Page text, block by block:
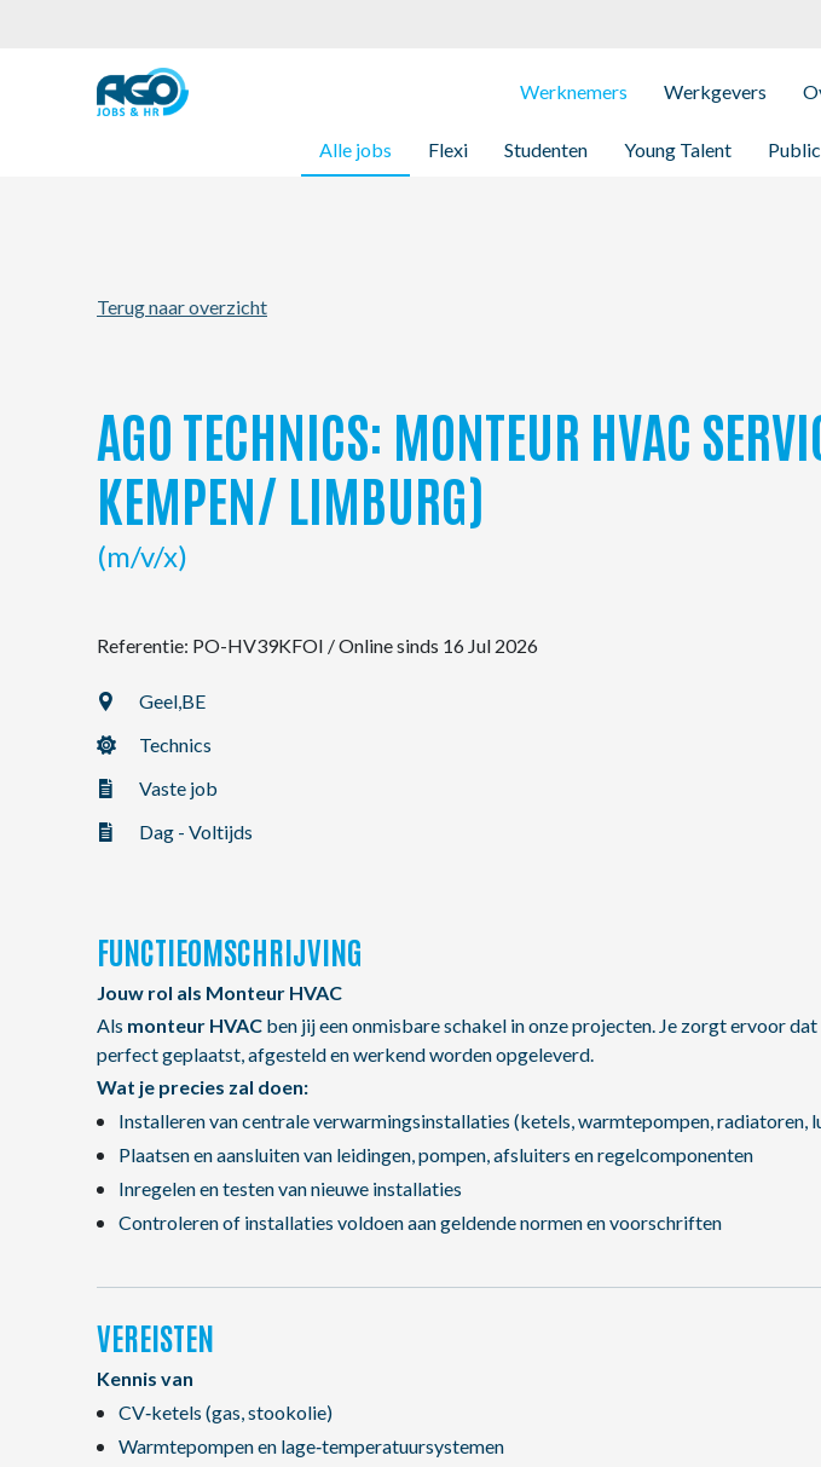
Werknemers
Alle jobs Flexi Studenten Young Talent
Werkgevers
Werknemers
Kantoren
My AGO
Contact
Terug naar overzicht
AGO TECHNICS: MONTEUR HVAC
KEMPEN/ LIMBURG)
(m/v/x)
Referentie: PO-HV39KFOI /Online sinds 16 Jul 2026
Geel,BE
Technics
Vaste job
Dag - Voltijds
FUNCTIEOMSCHRIJVING
Jouw rol als Monteur HVAC
Als monteur HVAC ben jij een onmisbare schakel in onze projecten. Je zorgt ervoor
perfect geplaatst, afgesteld en werkend worden opgeleverd.
Wat je precies zal doen:
Installeren van centrale verwarmingsinstallaties (ketels, warmtepompen, radiatoren,
Plaatsen en aansluiten van leidingen, pompen, afsluiters en regelcomponenten
Inregelen en testen van nieuwe installaties
Controleren of installaties voldoen aan geldende normen en voorschriften
VEREISTEN
Kennis van
CV‑ketels (gas, stookolie)
Warmtepompen en lage‑temperatuursystemen